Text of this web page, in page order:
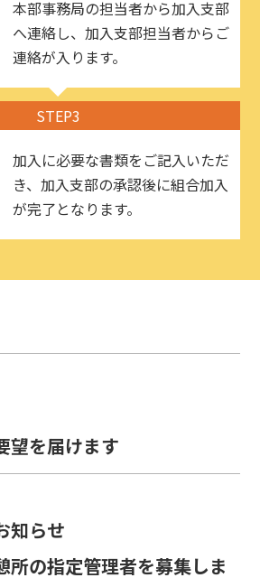
本部事務局の担当者から加入支部
へ連絡し、加入支部担当者からご
連絡が入ります。
STEP3
加入に必要な書類をご記入いただ
き、加入支部の承認後に組合加入
が完了となります。
望を届けます
知らせ
所の指定管理者を募集しま